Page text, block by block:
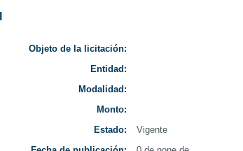
Objeto de la licitación:
Entidad:
Modalidad:
Monto:
Estado:
Vigente